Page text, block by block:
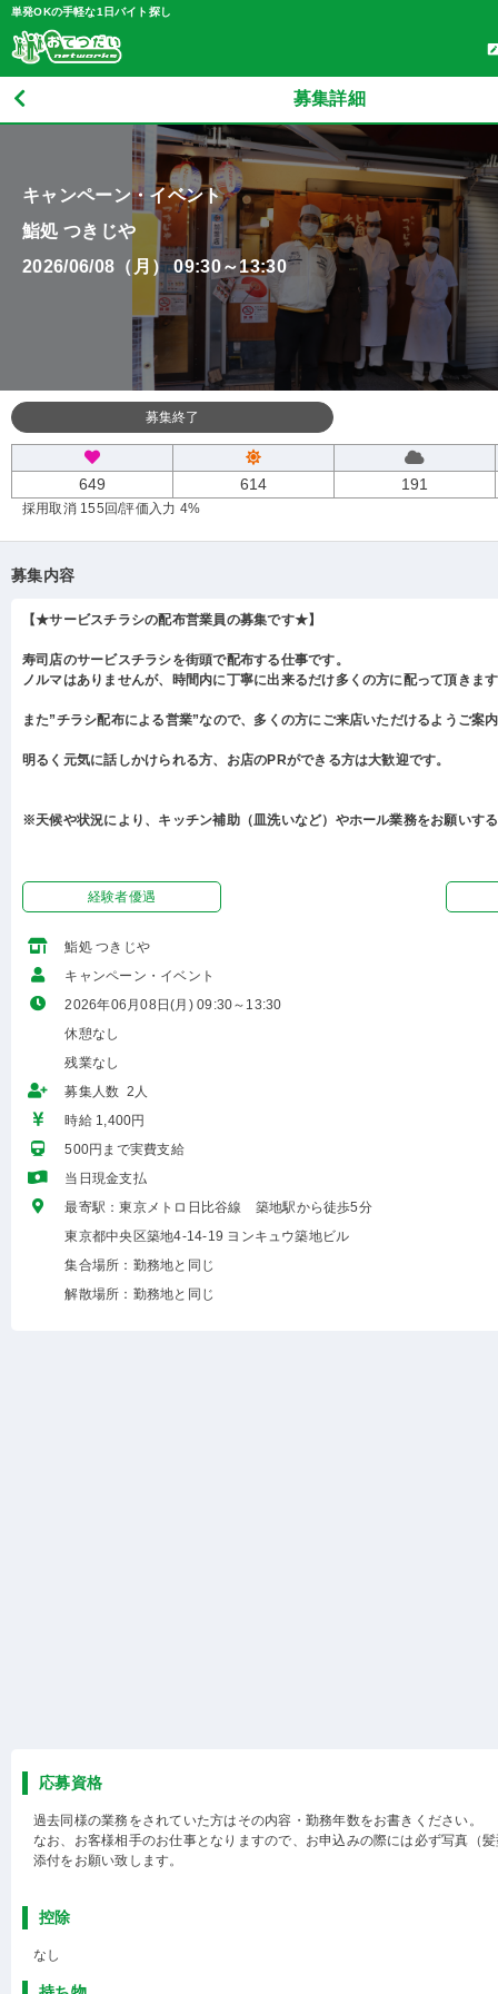
単発OKの手軽な1日バイト探し
募集詳細
キャンペーン・イベント
鮨処 つきじや
2026/06/08（月） 09:30～13:30
募集終了
649 614 191
採用取消 155回/評価入力 4%
募集内容
【★サービスチラシの配布営業員の募集です★】
寿司店のサービスチラシを街頭で配布する仕事です。
ノルマはありませんが、時間内に丁寧に出来るだけ多くの方に配って頂きま
また”チラシ配布による営業”なので、多くの方にご来店いただけるようご案
明るく元気に話しかけられる方、お店のPRができる方は大歓迎です。
※天候や状況により、キッチン補助（皿洗いなど）やホール業務をお願いす
経験者優遇
鮨処 つきじや
キャンペーン・イベント
2026年06月08日(月) 09:30～13:30
休憩なし
残業なし
募集人数 2人
時給 1,400円
500円まで実費支給
当日現金支払
最寄駅：東京メトロ日比谷線 築地駅から徒歩5分
東京都中央区築地4-14-19 ヨンキュウ築地ビル
集合場所：勤務地と同じ
解散場所：勤務地と同じ
応募資格
過去同様の業務をされていた方はその内容・勤務年数をお書きください。
なお、お客様相手のお仕事となりますので、お申込みの際には必ず写真（
添付をお願い致します。
控除
なし